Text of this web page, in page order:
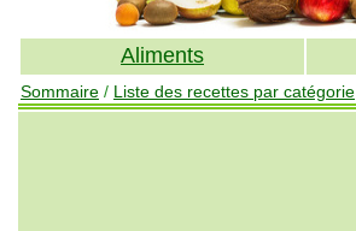
Aliments
Sommaire / Liste des recettes par catégorie